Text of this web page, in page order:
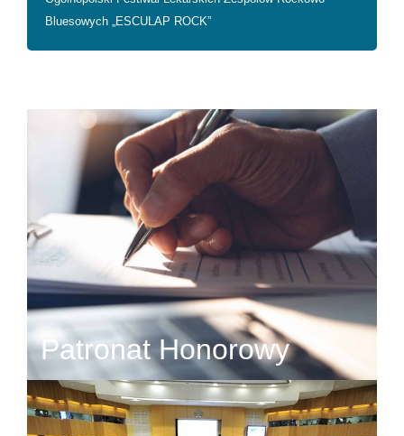
Bluesowych „ESCULAP ROCK”
Patronat Honorowy